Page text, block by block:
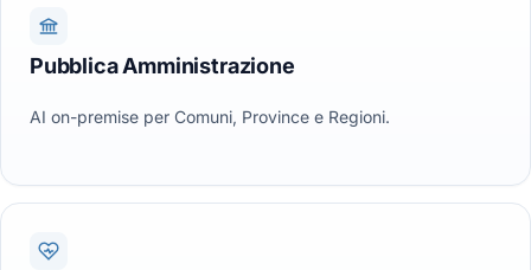
Pubblica Amministrazione
AI on-premise per Comuni, Province e Regioni.